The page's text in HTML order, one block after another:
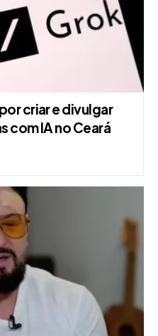
criar e divulgar
com IA no Ceará